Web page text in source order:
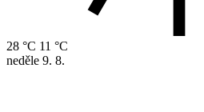
28 °C 11 °C
neděle 9. 8.